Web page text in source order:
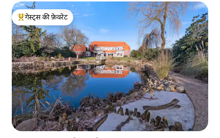
गेस्ट्स का टॉप फ़ेवरेट
गेस्ट्स की फ़ेवरेट